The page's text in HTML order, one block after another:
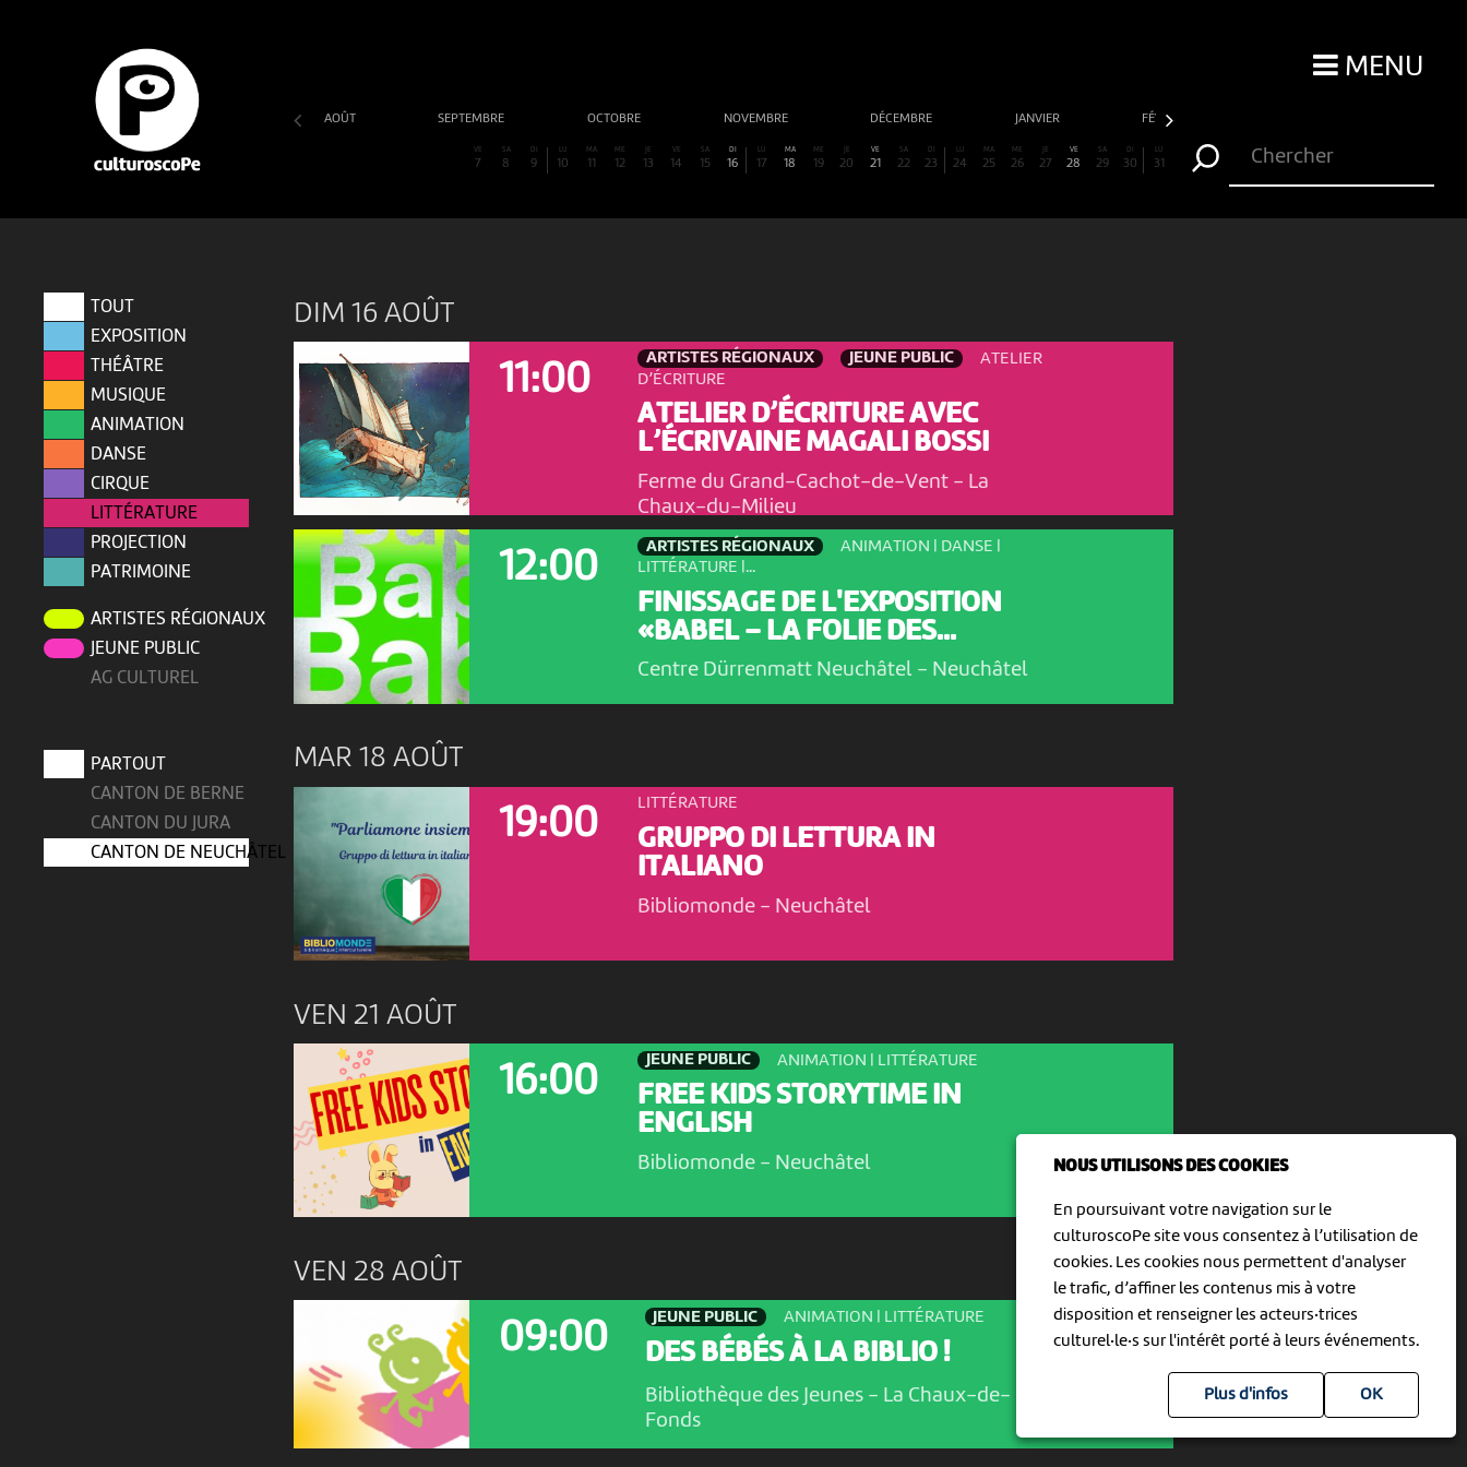
NOUS UTILISONS DES COOKIES
En poursuivant votre navigation sur le
culturoscoPe site vous consentez à l’utilisation de
cookies. Les cookies nous permettent d'analyser
le trafic, d’affiner les contenus mis à votre
disposition et renseigner les acteurs·trices
culturel·le·s sur l'intérêt porté à leurs événements.
Plus d'infos
MENU
AOÛT SEPTEMBRE OCTOBRE NOVEMBRE DÉCEMBRE JANVIER FÉVRIER
VE
7
SA
8
DI
9
LU
10
MA
11
ME
12
JE
13
VE
14
SA
15
DI
16
LU
17
MA
18
ME
19
JE
20
VE
21
SA
22
DI
23
LU
24
MA
25
ME
26
JE
27
VE
28
SA
29
DI
30
LU
31
TOUT
EXPOSITION
THÉÂTRE
MUSIQUE
ANIMATION
DANSE
CIRQUE
LITTÉRATURE
PROJECTION
PATRIMOINE
ARTISTES RÉGIONAUX
JEUNE PUBLIC
AG CULTUREL
PARTOUT
CANTON DE BERNE
CANTON DU JURA
CANTON DE NEUCHÂTEL
DIM 16 AOÛT
11:00
ARTISTES RÉGIONAUX JEUNE PUBLIC
ATELIER
D’ÉCRITURE
ATELIER D’ÉCRITURE AVEC
L’ÉCRIVAINE MAGALI BOSSI
Ferme du Grand-Cachot-de-Vent - La
Chaux-du-Milieu
12:00
ARTISTES RÉGIONAUX
ANIMATION | DANSE |
LITTÉRATURE |...
FINISSAGE DE L'EXPOSITION
«BABEL – LA FOLIE DES...
Centre Dürrenmatt Neuchâtel - Neuchâtel
MAR 18 AOÛT
19:00 LITTÉRATURE
GRUPPO DI LETTURA IN
ITALIANO
Bibliomonde - Neuchâtel
VEN 21 AOÛT
16:00
JEUNE PUBLIC ANIMATION | LITTÉRATURE
FREE KIDS STORYTIME IN
ENGLISH
Bibliomonde - Neuchâtel
VEN 28 AOÛT
09:00
JEUNE PUBLIC ANIMATION | LITTÉRATURE
DES BÉBÉS À LA BIBLIO !
Bibliothèque des Jeunes - La Chaux-de-
Fonds